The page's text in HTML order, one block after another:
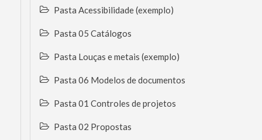
Pasta Acessibilidade (exemplo)
Pasta 05 Catálogos
Pasta Louças e metais (exemplo)
Pasta 06 Modelos de documentos
Pasta 01 Controles de projetos
Pasta 02 Propostas